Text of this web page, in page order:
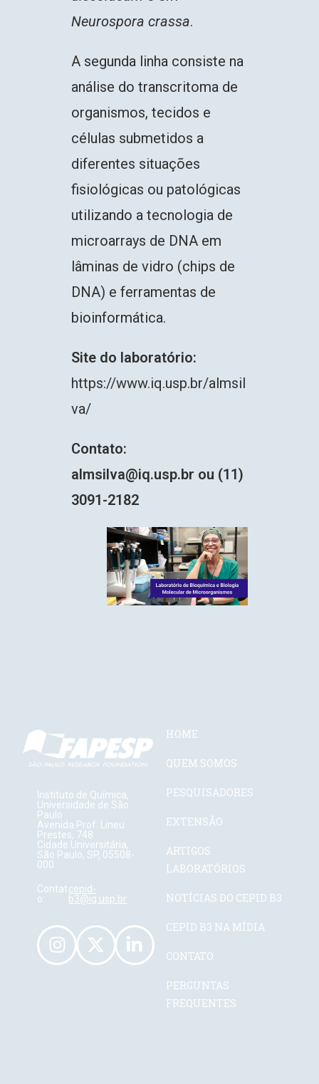
Neurospora crassa.
A segunda linha consiste na
análise do transcritoma de
organismos, tecidos e
células submetidos a
diferentes situações
fisiológicas ou patológicas
utilizando a tecnologia de
microarrays de DNA em
lâminas de vidro (chips de
DNA) e ferramentas de
bioinformática.
Site do laboratório:
https://www.iq.usp.br/almsil
va/
Contato:
almsilva@iq.usp.br ou (11)
3091-2182
Instituto de Química,
Universidade de São
Paulo
Avenida Prof. Lineu
Prestes, 748
Cidade Universitária,
São Paulo, SP, 05508-
000
Contat
o:
cepid-
b3@iq.usp.br
HOME
QUEM SOMOS
PESQUISADORES
EXTENSÃO
ARTIGOS
LABORATÓRIOS
NOTÍCIAS DO CEPID B3
CEPID B3 NA MÍDIA
CONTATO
PERGUNTAS
FREQUENTES